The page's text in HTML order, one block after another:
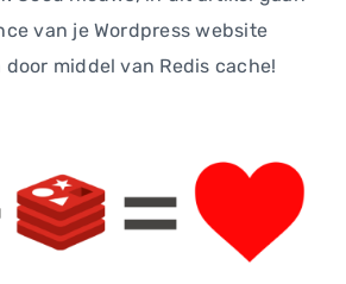
van je Wordpress website
middel van Redis cache!